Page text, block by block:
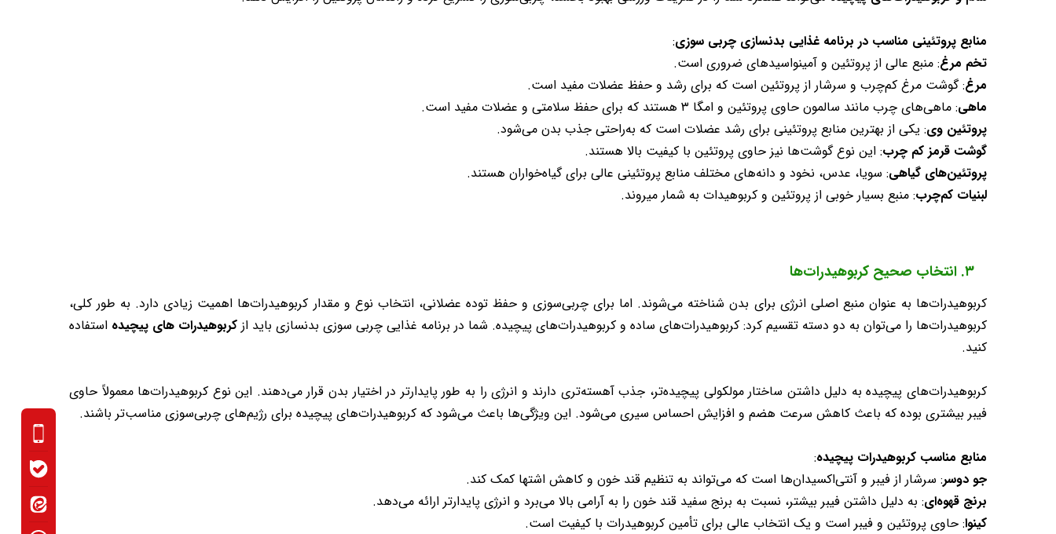
منابع پروتئینی مناسب در برنامه غذایی بدنسازی چربی سوزی:
تخم‌ مرغ: منبع عالی از پروتئین و آمینواسیدهای ضروری است.
مرغ: گوشت مرغ کم‌چرب و سرشار از پروتئین است که برای رشد و حفظ عضلات مفید است.
ماهی: ماهی‌های چرب مانند سالمون حاوی پروتئین و امگا ۳ هستند که برای حفظ سلامتی و عضلات مفید است.
پروتئین وی: یکی از بهترین منابع پروتئینی برای رشد عضلات است که به‌راحتی جذب بدن می‌شود.
گوشت قرمز کم‌ چرب: این نوع گوشت‌ها نیز حاوی پروتئین با کیفیت بالا هستند.
پروتئین‌های گیاهی: سویا، عدس، نخود و دانه‌های مختلف منابع پروتئینی عالی برای گیاه‌خواران هستند.
لبنیات کم‌چرب: منبع بسیار خوبی از پروتئین و کربوهیدات به شمار میروند.
۳. انتخاب صحیح کربوهیدرات‌ها
کربوهیدرات‌ها به عنوان منبع اصلی انرژی برای بدن شناخته می‌شوند. اما برای چربی‌سوزی و حفظ توده عضلانی، انتخاب نوع و مقدار کربوهیدرات‌ها اهمیت زیادی دارد. به طور کلی،
کربوهیدرات‌ها را می‌توان به دو دسته تقسیم کرد: کربوهیدرات‌های ساده و کربوهیدرات‌های پیچیده. شما در برنامه غذایی چربی سوزی بدنسازی باید از کربوهیدرات ‌های پیچیده استفاده
کنید.
کربوهیدرات‌های پیچیده به دلیل داشتن ساختار مولکولی پیچیده‌تر، جذب آهسته‌تری دارند و انرژی را به طور پایدارتر در اختیار بدن قرار می‌دهند. این نوع کربوهیدرات‌ها معمولاً حاوی
فیبر بیشتری بوده که باعث کاهش سرعت هضم و افزایش احساس سیری می‌شود. این ویژگی‌ها باعث می‌شود که کربوهیدرات‌های پیچیده برای رژیم‌های چربی‌سوزی مناسب‌تر باشند.
منابع مناسب کربوهیدرات پیچیده:
جو دوسر: سرشار از فیبر و آنتی‌اکسیدان‌ها است که می‌تواند به تنظیم قند خون و کاهش اشتها کمک کند.
برنج قهوه‌ای: به دلیل داشتن فیبر بیشتر، نسبت به برنج سفید قند خون را به آرامی بالا می‌برد و انرژی پایدارتر ارائه می‌دهد.
کینوا: حاوی پروتئین و فیبر است و یک انتخاب عالی برای تأمین کربوهیدرات با کیفیت است.